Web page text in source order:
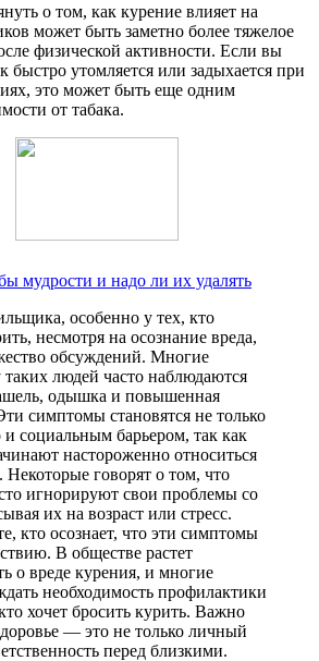
о том, как курение влияет на
может быть заметно более тяжелое
физической активности. Если вы
быстро утомляется или задыхается при
это может быть еще одним
от табака.
мудрости и надо ли их удалять
особенно у тех, кто
несмотря на осознание вреда,
обсуждений. Многие
таких людей часто наблюдаются
одышка и повышенная
симптомы становятся не только
социальным барьером, так как
настороженно относиться
говорят о том, что
игнорируют свои проблемы со
их на возраст или стресс.
кто осознает, что эти симптомы
В обществе растет
о вреде курения, и многие
необходимость профилактики
хочет бросить курить. Важно
— это не только личный
перед близкими.